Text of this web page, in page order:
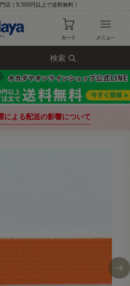
店｜5,500円以上で送料無料！
検索
による配送の影響について